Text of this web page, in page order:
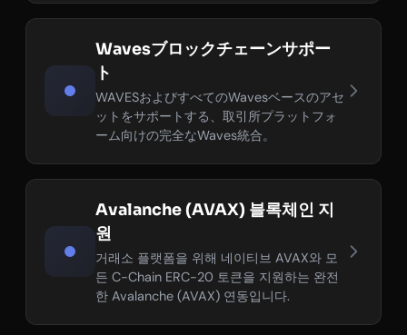
Wavesブロックチェーンサポー
ト
WAVESおよびすべてのWavesベースのアセ
ットをサポートする、取引所プラットフォ
ーム向けの完全なWaves統合。
Avalanche (AVAX) 블록체인 지
원
거래소 플랫폼을 위해 네이티브 AVAX와 모
든 C-Chain ERC-20 토큰을 지원하는 완전
한 Avalanche (AVAX) 연동입니다.